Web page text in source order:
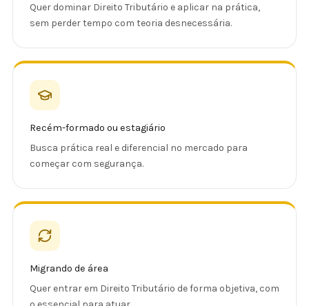
Quer dominar Direito Tributário e aplicar na prática,
sem perder tempo com teoria desnecessária.
Recém-formado ou estagiário
Busca prática real e diferencial no mercado para
começar com segurança.
Migrando de área
Quer entrar em Direito Tributário de forma objetiva, com